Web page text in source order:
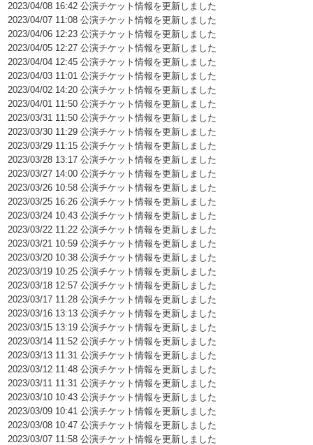
2023/04/08 16:42 公演チケット情報を更新しました
2023/04/07 11:08 公演チケット情報を更新しました
2023/04/06 12:23 公演チケット情報を更新しました
2023/04/05 12:27 公演チケット情報を更新しました
2023/04/04 12:45 公演チケット情報を更新しました
2023/04/03 11:01 公演チケット情報を更新しました
2023/04/02 14:20 公演チケット情報を更新しました
2023/04/01 11:50 公演チケット情報を更新しました
2023/03/31 11:50 公演チケット情報を更新しました
2023/03/30 11:29 公演チケット情報を更新しました
2023/03/29 11:15 公演チケット情報を更新しました
2023/03/28 13:17 公演チケット情報を更新しました
2023/03/27 14:00 公演チケット情報を更新しました
2023/03/26 10:58 公演チケット情報を更新しました
2023/03/25 16:26 公演チケット情報を更新しました
2023/03/24 10:43 公演チケット情報を更新しました
2023/03/22 11:22 公演チケット情報を更新しました
2023/03/21 10:59 公演チケット情報を更新しました
2023/03/20 10:38 公演チケット情報を更新しました
2023/03/19 10:25 公演チケット情報を更新しました
2023/03/18 12:57 公演チケット情報を更新しました
2023/03/17 11:28 公演チケット情報を更新しました
2023/03/16 13:13 公演チケット情報を更新しました
2023/03/15 13:19 公演チケット情報を更新しました
2023/03/14 11:52 公演チケット情報を更新しました
2023/03/13 11:31 公演チケット情報を更新しました
2023/03/12 11:48 公演チケット情報を更新しました
2023/03/11 11:31 公演チケット情報を更新しました
2023/03/10 10:43 公演チケット情報を更新しました
2023/03/09 10:41 公演チケット情報を更新しました
2023/03/08 10:47 公演チケット情報を更新しました
2023/03/07 11:58 公演チケット情報を更新しました